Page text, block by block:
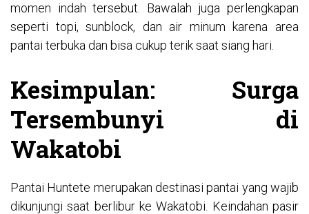
momen indah tersebut. Bawalah juga perlengkapan
seperti topi, sunblock, dan air minum karena area
pantai terbuka dan bisa cukup terik saat siang hari.
Kesimpulan: Surga
Tersembunyi di
Wakatobi
Pantai Huntete merupakan destinasi pantai yang wajib
dikunjungi saat berlibur ke Wakatobi. Keindahan pasir